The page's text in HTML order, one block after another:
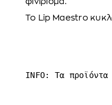
Το Lip Maestro
INFO: Τα